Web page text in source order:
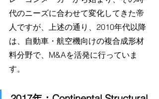
代のニーズに合わせて変化してきた帝
人ですが、上述の通り、2010年代以降
は、自動車・航空機向けの複合成形材
料分野で、M&Aを活発に行っていま
す。